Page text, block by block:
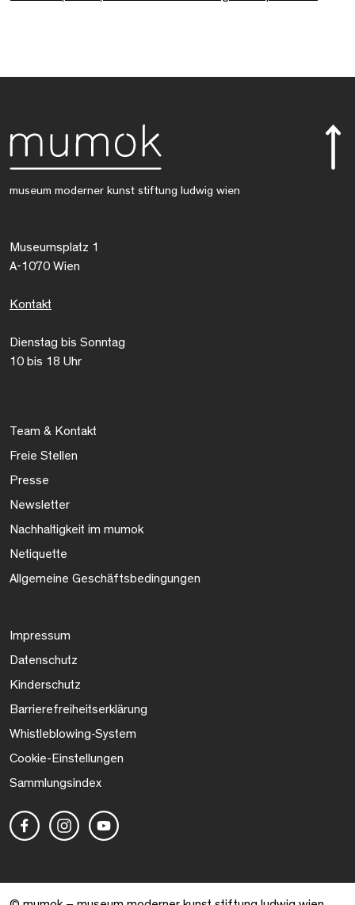
museum moderner kunst stiftung ludwig wien
Museumsplatz 1
A-1070 Wien
Kontakt
Dienstag bis Sonntag
10 bis 18 Uhr
Team & Kontakt
Freie Stellen
Presse
Newsletter
Nachhaltigkeit im mumok
Netiquette
Allgemeine Geschäftsbedingungen
Impressum
Datenschutz
Kinderschutz
Barrierefreiheitserklärung
Whistleblowing-System
Cookie-Einstellungen
Sammlungsindex